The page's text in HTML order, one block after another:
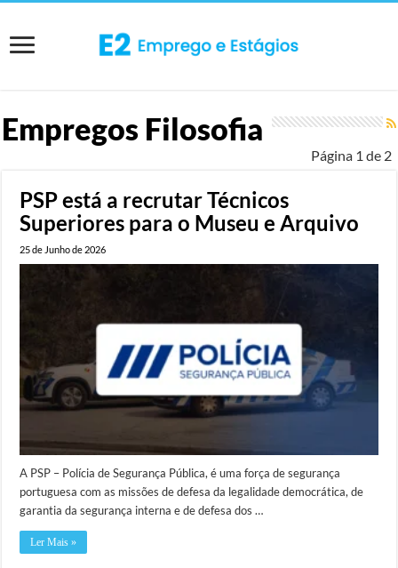
Empregos Filosofia
Página 1 de 2
PSP está a recrutar Técnicos
Superiores para o Museu e Arquivo
25 de Junho de 2026
A PSP – Polícia de Segurança Pública, é uma força de segurança
portuguesa com as missões de defesa da legalidade democrática, de
garantia da segurança interna e de defesa dos …
Ler Mais »